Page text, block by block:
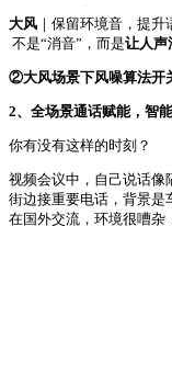
大风 ｜保留环境音，提升
不是“消音”，而是让人声
②大风场景下风噪算法开
2、 全场景通话赋能，智
你有没有这样的时刻？
视频会议中，自己说话像
街边接重要电话，背景
在国外交流，环境很嘈杂